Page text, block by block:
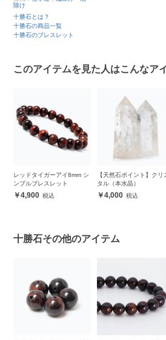
除け
十勝石とは？
十勝石の商品一覧
十勝石のブレスレット
このアイテムを見た人はこんなア
レッドタイガーアイ8mm シ
ンプルブレスレット
4,900
【天然石ポイント】クリ
タル（本水晶）
4,000
十勝石その他のアイテム